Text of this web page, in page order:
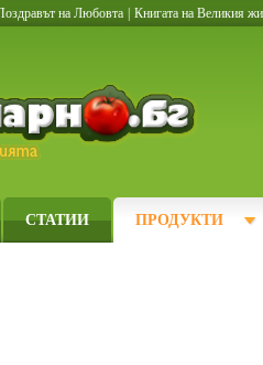
на Любовта Книгата на Великия
СТАТИИ ПРОДУКТИ